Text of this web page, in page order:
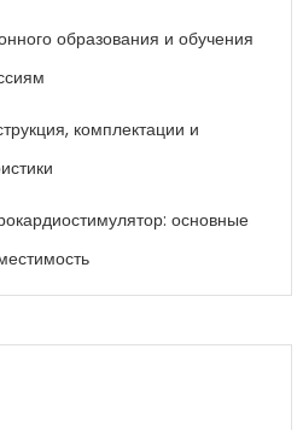
образования и обучения
комплектации и
основные